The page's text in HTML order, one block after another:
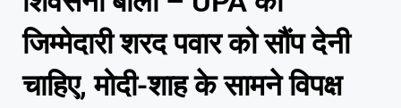
जिम्मेदारी शरद पवार को सौंप देनी
चाहिए, मोदी-शाह के सामने विपक्ष